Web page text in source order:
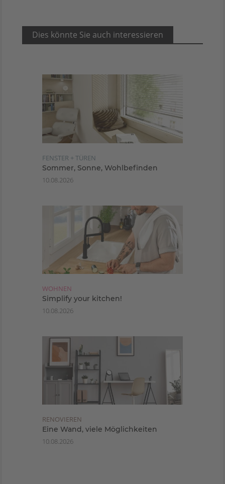
Dies könnte Sie auch interessieren
FENSTER + TÜREN
Sommer, Sonne, Wohlbefinden
10.08.2026
WOHNEN
Simplify your kitchen!
10.08.2026
RENOVIEREN
Eine Wand, viele Möglichkeiten
10.08.2026